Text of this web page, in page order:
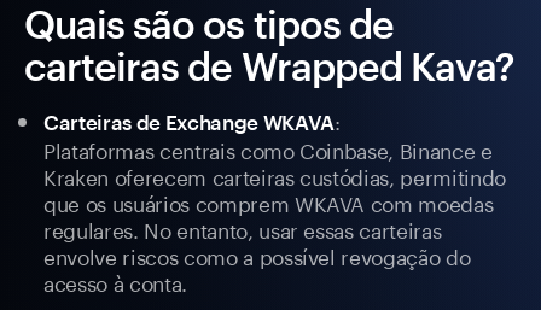
Quais são os tipos de
carteiras de Wrapped Kava?
Carteiras de Exchange WKAVA:
Plataformas centrais como Coinbase, Binance e
Kraken oferecem carteiras custódias, permitindo
que os usuários comprem WKAVA com moedas
regulares. No entanto, usar essas carteiras
envolve riscos como a possível revogação do
acesso à conta.